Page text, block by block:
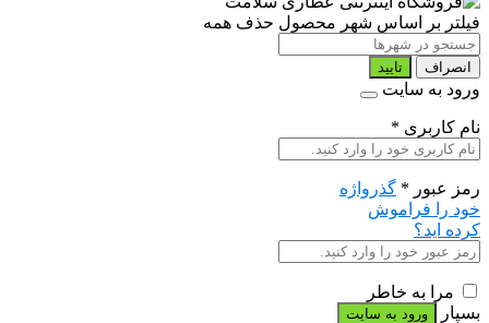
فیلتر بر اساس شهر محصول حذف همه
انصراف تایید
ورود به سایت
نام کاربری *
رمز عبور * گذرواژه
خود را فراموش
کرده اید؟
مرا به خاطر
بسپار